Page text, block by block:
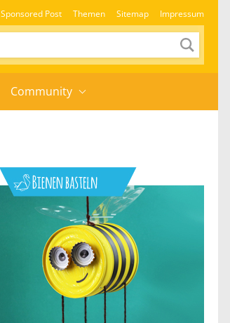
Sponsored Post Themen Sitemap Impressum
Community